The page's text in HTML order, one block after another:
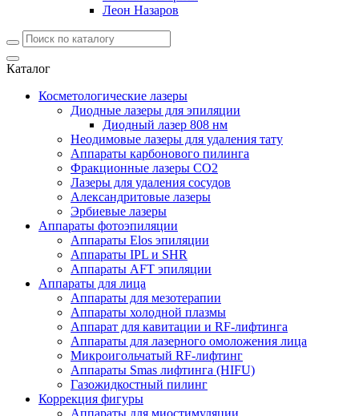
Леон Назаров
Каталог
Косметологические лазеры
Диодные лазеры для эпиляции
Диодный лазер 808 нм
Неодимовые лазеры для удаления тату
Аппараты карбонового пилинга
Фракционные лазеры CO2
Лазеры для удаления сосудов
Александритовые лазеры
Эрбиевые лазеры
Аппараты фотоэпиляции
Аппараты Elos эпиляции
Аппараты IPL и SHR
Аппараты AFT эпиляции
Аппараты для лица
Аппараты для мезотерапии
Аппараты холодной плазмы
Аппарат для кавитации и RF-лифтинга
Аппараты для лазерного омоложения лица
Микроигольчатый RF-лифтинг
Аппараты Smas лифтинга (HIFU)
Газожидкостный пилинг
Коррекция фигуры
Аппараты для миостимуляции